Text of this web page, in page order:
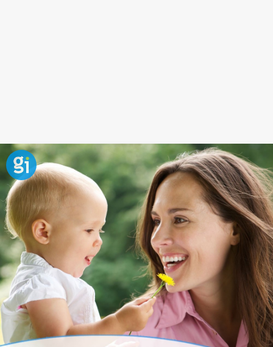
Frase sobre la felicidad y la bondad
para niños
Las personas buenas son, sin duda las más felices.
Tener la conciencia tranquila es la mejor forma de
sentirse bien con uno mismo, por eso debemos
inculcar el valor de la
bondad
a los niños. Así,
sabrán que compartir con los demás es lo que les
hará alcanzar la felicidad.